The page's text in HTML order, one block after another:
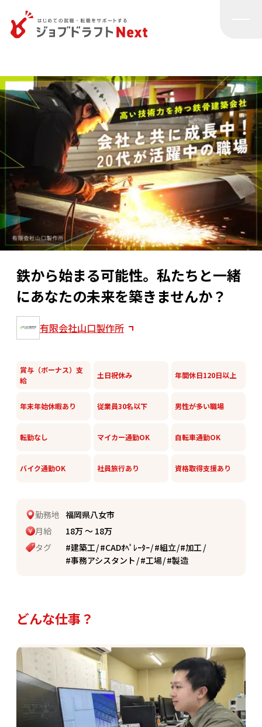
鉄から始まる可能性。私たちと一緒
にあなたの未来を築きませんか？
有限会社山口製作所
どんな仕事？
勤務地 福岡県八女市
月給
18万 〜 18万
タグ
#建築工 #CADｵﾍﾟﾚｰﾀｰ #組立 #加工
#事務アシスタント #工場 #製造
賞与（ボーナス）支
給
土日祝休み 年間休日120日以上
年末年始休暇あり 従業員30名以下 男性が多い職場
転勤なし マイカー通勤OK 自転車通勤OK
バイク通勤OK 社員旅行あり 資格取得支援あり